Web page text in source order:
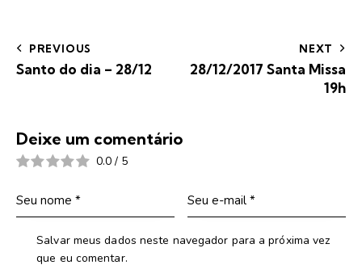
PREVIOUS
Santo do dia – 28/12
NEXT
28/12/2017 Santa Missa
19h
Deixe um comentário
0.0 / 5
Salvar meus dados neste navegador para a próxima vez
que eu comentar.